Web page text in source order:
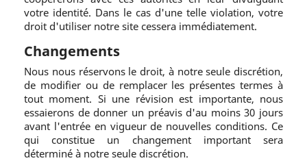
votre identité. Dans le cas d'une telle violation, votre
droit d'utiliser notre site cessera immédiatement.
Changements
Nous nous réservons le droit, à notre seule discrétion,
de modifier ou de remplacer les présentes termes à
tout moment. Si une révision est importante, nous
essaierons de donner un préavis d'au moins 30 jours
avant l'entrée en vigueur de nouvelles conditions. Ce
qui constitue un changement important sera
déterminé à notre seule discrétion.